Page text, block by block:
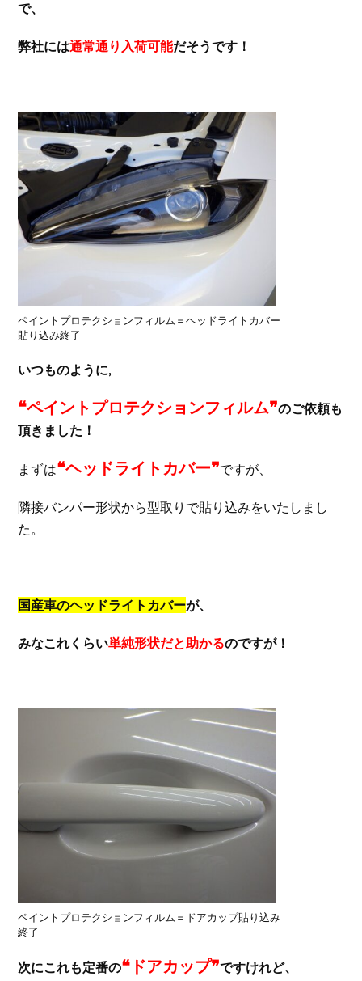
で、
弊社には通常通り入荷可能だそうです！
ペイントプロテクションフィルム＝ヘッドライトカバー
貼り込み終了
いつものように,
❝ペイントプロテクションフィルム❞のご依頼も
頂きました！
まずは❝ヘッドライトカバー❞ですが、
隣接バンパー形状から型取りで貼り込みをいたしまし
た。
国産車のヘッドライトカバーが、
みなこれくらい単純形状だと助かるのですが！
ペイントプロテクションフィルム＝ドアカップ貼り込み
終了
次にこれも定番の❝ドアカップ❞ですけれど、